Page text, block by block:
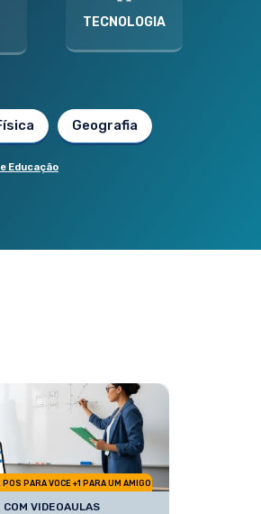
TECNOLOGIA
Geografia
Educação
POS PARA VOCE +1 PARA UM AMIGO
COM VIDEOAULAS